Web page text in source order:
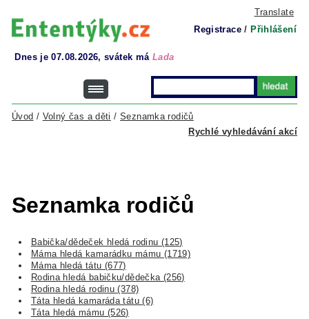
Translate
Registrace / Přihlášení
Dnes je 07.08.2026, svátek má Lada
Rychlé vyhledávání akcí
Úvod / Volný čas a děti /Seznamka rodičů
Seznamka rodičů
Babička/dědeček hledá rodinu (125)
Máma hledá kamarádku mámu (1719)
Máma hledá tátu (677)
Rodina hledá babičku/dědečka (256)
Rodina hledá rodinu (378)
Táta hledá kamaráda tátu (6)
Táta hledá mámu (526)